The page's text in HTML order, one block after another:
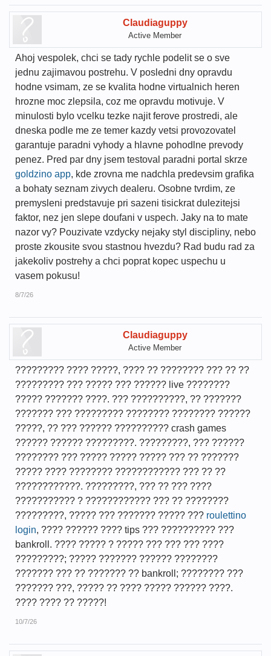
Claudiaguppy
Active Member
Ahoj vespolek, chci se tady rychle podelit se o sve
jednu zajimavou postrehu. V posledni dny opravdu
hodne vsimam, ze se kvalita hodne virtualnich heren
hrozne moc zlepsila, coz me opravdu motivuje. V
minulosti bylo vcelku tezke najit ferove prostredi, ale
dneska podle me ze temer kazdy vetsi provozovatel
garantuje paradni vyhody a hlavne pohodlne prevody
penez. Pred par dny jsem testoval paradni portal skrze
goldzino app, kde zrovna me nadchla predevsim grafika
a bohaty seznam zivych dealeru. Osobne tvrdim, ze
premysleni predstavuje pri sazeni tisickrat dulezitejsi
faktor, nez jen slepe doufani v uspech. Jaky na to mate
nazor vy? Pouzivate vzdycky nejaky styl discipliny, nebo
proste zkousite svou stastnou hvezdu? Rad budu rad za
jakekoliv postrehy a chci poprat kopec uspechu u
vasem pokusu!
8/7/26
Claudiaguppy
Active Member
????????? ???? ?????, ???? ?? ???????? ??? ?? ??
????????? ??? ????? ??? ?????? live ????????
????? ??????? ????. ??? ??????????, ?? ???????
??????? ??? ????????? ???????? ???????? ??????
?????, ?? ??? ?????? ?????????? crash games
?????? ?????? ?????????. ?????????, ??? ??????
???????? ??? ????? ????? ????? ??? ?? ???????
????? ???? ???????? ???????????? ??? ?? ??
????????????. ?????????, ??? ?? ??? ????
??????????? ? ???????????? ??? ?? ????????
?????????, ????? ??? ??????? ????? ??? roulettino
login, ???? ?????? ???? tips ??? ?????????? ???
bankroll. ???? ????? ? ????? ??? ??? ??? ????
?????????; ????? ??????? ?????? ????????
??????? ??? ?? ??????? ?? bankroll; ???????? ???
??????? ???, ????? ?? ???? ????? ?????? ????.
???? ???? ?? ?????!
10/7/26